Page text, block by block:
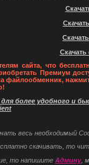
Скачать
сайта, что
Премиум
файлообменник,
более удобного и
весь необходимый
скачивать, то
то напишите Админу,